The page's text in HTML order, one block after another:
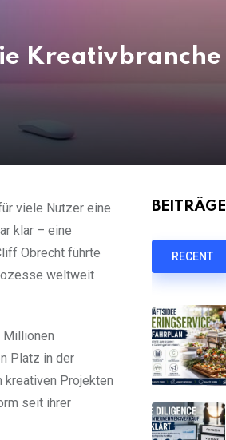
Kreativbranche
viele Nutzer eine
klar – eine
Obrecht führte
weltweit
Millionen
Platz in der
kreativen Projekten
seit ihrer
BEITRÄGE
RECENT